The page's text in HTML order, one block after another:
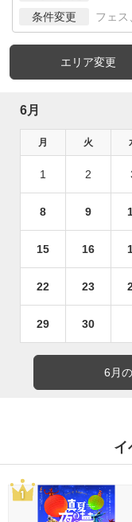
条件変更 フェス
エリア変更
6月
月 火
1 2
8 9
15 16
22 23
29 30
6月
イ